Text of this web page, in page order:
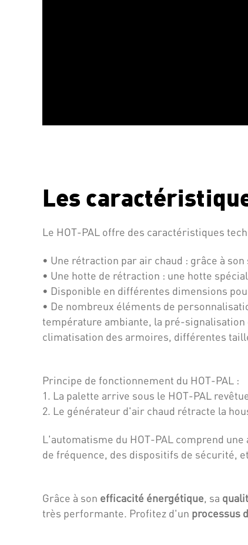
Les
Le HOT-PAL offre des caractéristiques
• Une rétraction par air chaud : grâce à
• Une hotte de rétraction : une hotte
• Disponible en différentes dimensions
• De nombreux éléments de
température ambiante, la pré-
climatisation des armoires, différentes
Principe de fonctionnement du HOT-PAL :
1. La palette arrive sous le HOT-PAL
2. Le générateur d'air chaud rétracte la
L'automatisme du HOT-PAL comprend
de fréquence, des dispositifs de sécurité,
Grâce à son efficacité énergétique, sa
très performante. Profitez d'un processus